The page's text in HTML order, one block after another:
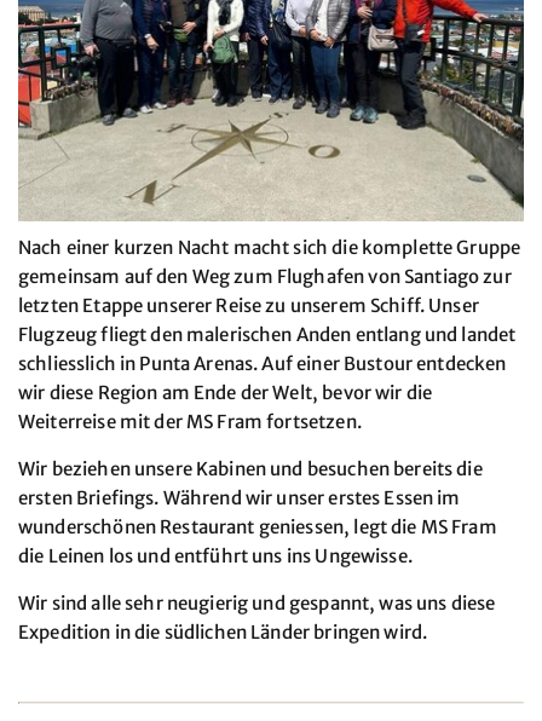
Nach einer kurzen Nacht macht sich die komplette Gruppe
gemeinsam auf den Weg zum Flughafen von Santiago zur
letzten Etappe unserer Reise zu unserem Schiff. Unser
Flugzeug fliegt den malerischen Anden entlang und landet
schliesslich in Punta Arenas. Auf einer Bustour entdecken
wir diese Region am Ende der Welt, bevor wir die
Weiterreise mit der MS Fram fortsetzen.
Wir beziehen unsere Kabinen und besuchen bereits die
ersten Briefings. Während wir unser erstes Essen im
wunderschönen Restaurant geniessen, legt die MS Fram
die Leinen los und entführt uns ins Ungewisse.
Wir sind alle sehr neugierig und gespannt, was uns diese
Expedition in die südlichen Länder bringen wird.